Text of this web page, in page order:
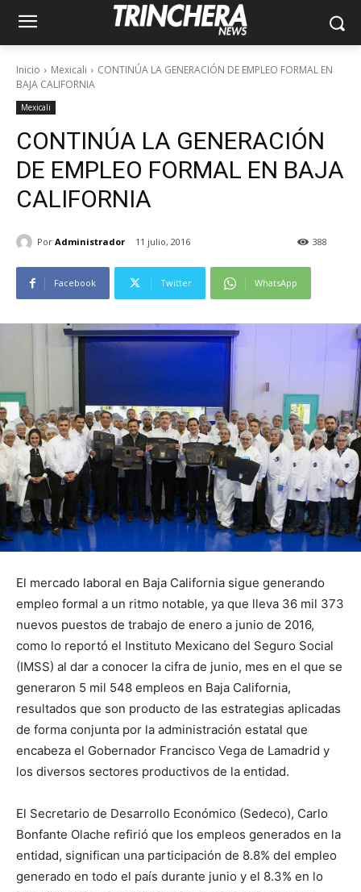
Inicio Mexicali
CONTINÚA LA GENERACIÓN DE EMPLEO FORMAL EN
BAJA CALIFORNIA
Mexicali
CONTINÚA LA GENERACIÓN
DE EMPLEO FORMAL EN BAJA
CALIFORNIA
Por Administrador 11 julio, 2016 388
Facebook Twitter WhatsApp
El mercado laboral en Baja California sigue generando
empleo formal a un ritmo notable, ya que lleva 36 mil 373
nuevos puestos de trabajo de enero a junio de 2016,
como lo reportó el Instituto Mexicano del Seguro Social
(IMSS) al dar a conocer la cifra de junio, mes en el que se
generaron 5 mil 548 empleos en Baja California,
resultados que son producto de las estrategias aplicadas
de forma conjunta por la administración estatal que
encabeza el Gobernador Francisco Vega de Lamadrid y
los diversos sectores productivos de la entidad.
El Secretario de Desarrollo Económico (Sedeco), Carlo
Bonfante Olache refirió que los empleos generados en la
entidad, significan una participación de 8.8% del empleo
generado en todo el país durante junio y el 8.3% en lo